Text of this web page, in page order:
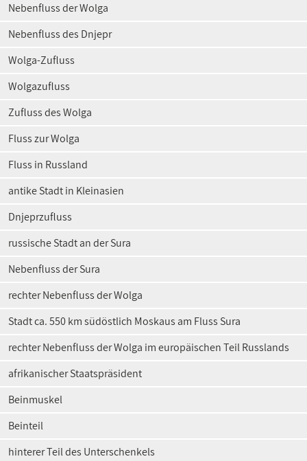
Nebenfluss der Wolga
Nebenfluss des Dnjepr
Wolga-Zufluss
Wolgazufluss
Zufluss des Wolga
Fluss zur Wolga
Fluss in Russland
antike Stadt in Kleinasien
Dnjeprzufluss
russische Stadt an der Sura
Nebenfluss der Sura
rechter Nebenfluss der Wolga
Stadt ca. 550 km südöstlich Moskaus am Fluss Sura
rechter Nebenfluss der Wolga im europäischen Teil Russlands
afrikanischer Staatspräsident
Beinmuskel
Beinteil
hinterer Teil des Unterschenkels